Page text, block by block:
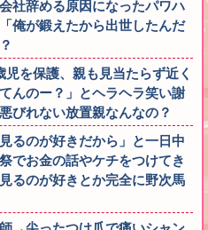
社辞める原因になったパワハ
俺が鍛えたから出世したんだ
を保護、親も見当たらず近く
んのー？」とヘラヘラ笑い謝
びれない放置親なんなの？
るのが好きだから」と一日中
でお金の話やケチをつけてき
るのが好きとか完全に野次馬